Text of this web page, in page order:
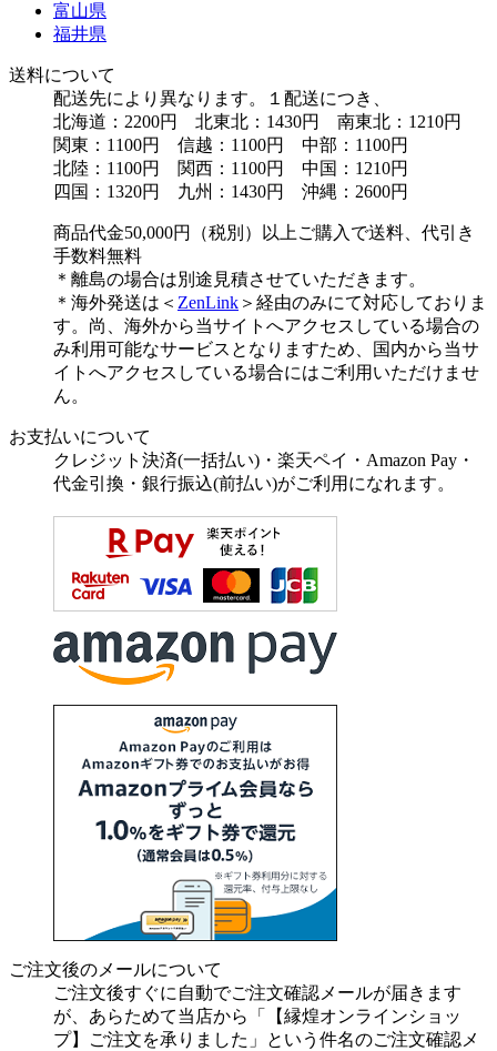
富山県
福井県
送料について
配送先により異なります。１配送につき、
北海道：2200円 北東北：1430円 南東北：1210円
関東：1100円 信越：1100円 中部：1100円
北陸：1100円 関西：1100円 中国：1210円
四国：1320円 九州：1430円 沖縄：2600円
商品代金50,000円（税別）以上ご購入で送料、代引き
手数料無料
＊離島の場合は別途見積させていただきます。
＊海外発送は＜ ZenLink ＞経由のみにて対応しておりま
す。尚、海外から当サイトへアクセスしている場合の
み利用可能なサービスとなりますため、国内から当サ
イトへアクセスしている場合にはご利用いただけませ
ん。
お支払いについて
クレジット決済(一括払い)・楽天ペイ・Amazon Pay・
代金引換・銀行振込(前払い)がご利用になれます。
ご注文後のメールについて
ご注文後すぐに自動でご注文確認メールが届きます
が、あらためて当店から「【縁煌オンラインショッ
プ】ご注文を承りました」という件名のご注文確認メ